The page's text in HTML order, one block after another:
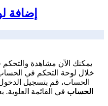
إضافة
يمكنك الآن مشاهدة
خلال لوحة التحكم في
الحساب، قم بتسجيل
الحساب في القائمة